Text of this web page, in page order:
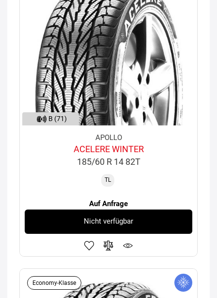
B (71)
APOLLO
ACELERE WINTER
185/60 R 14 82T
TL
Auf Anfrage
Nicht verfügbar
Economy-Klasse